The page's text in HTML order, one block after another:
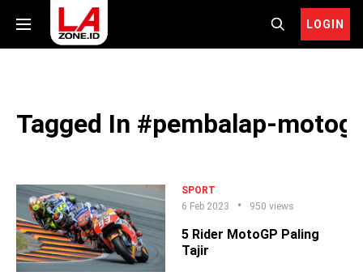
LOGIN
Tagged In #pembalap-
SPORT
6 Feb 2023
950 views
5 Rider MotoGP Paling
Tajir